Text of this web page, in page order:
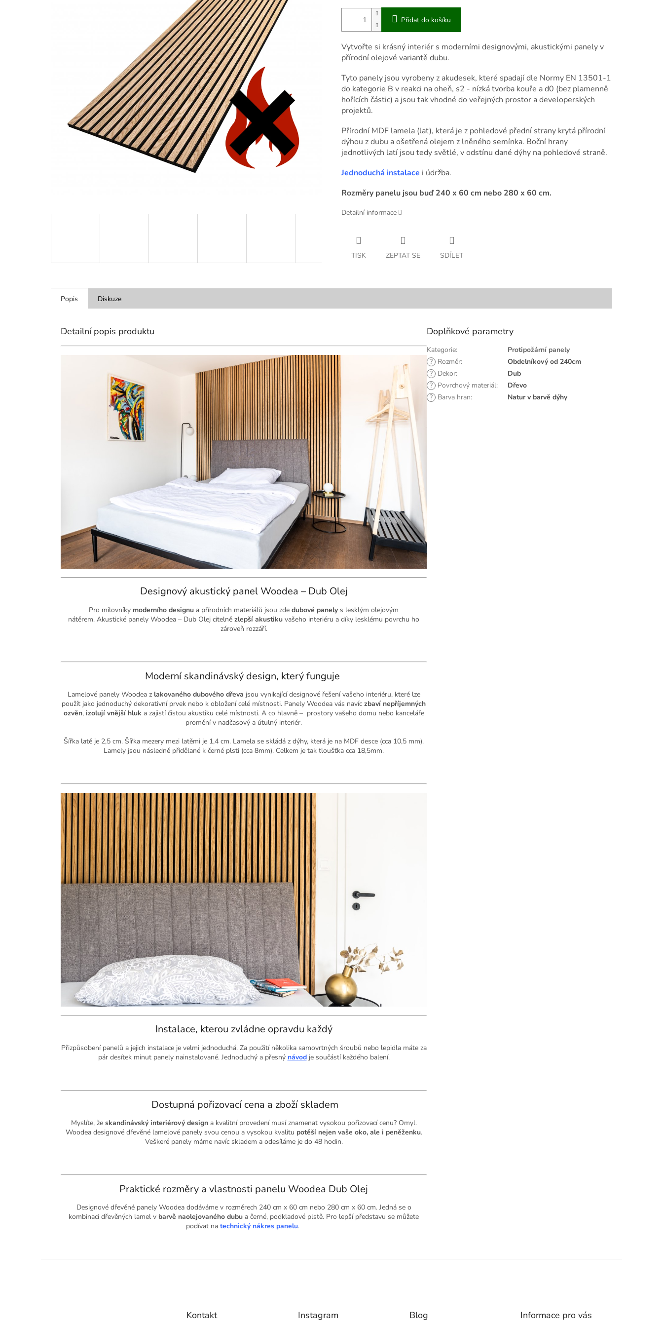
Přidat do košíku
Vytvořte si krásný interiér s moderními designovými, akustickými panely v
přírodní olejové variantě dubu.
Tyto panely jsou vyrobeny z akudesek, které spadají dle Normy EN 13501-1
do kategorie B v reakci na oheň, s2 - nízká tvorba kouře a d0 (bez plamenně
hořících částic) a jsou tak vhodné do veřejných prostor a developerských
projektů.
Přírodní MDF lamela (lať), která je z pohledové přední strany krytá přírodní
dýhou z dubu a ošetřená olejem z lněného semínka. Boční hrany
jednotlivých latí jsou tedy světlé, v odstínu dané dýhy na pohledové straně.
Jednoduchá instalace i údržba.
Rozměry panelu jsou buď 240 x 60 cm nebo 280 x 60 cm.
Detailní informace
TISK ZEPTAT SE SDÍLET
Popis Diskuze
Detailní popis produktu
Designový akustický panel Woodea – Dub Olej
Pro milovníky moderního designu a přírodních materiálů jsou zde dubové panely s lesklým olejovým
nátěrem. Akustické panely Woodea – Dub Olej citelně zlepší akustiku vašeho interiéru a díky lesklému povrchu ho
zároveň rozzáří.
Moderní skandinávský design, který funguje
Lamelové panely Woodea z lakovaného dubového dřeva jsou vynikající designové řešení vašeho interiéru, které lze
použít jako jednoduchý dekorativní prvek nebo k obložení celé místnosti. Panely Woodea vás navíc zbaví nepříjemných
ozvěn, izolují vnější hluk a zajistí čistou akustiku celé místnosti. A co hlavně – prostory vašeho domu nebo kanceláře
promění v nadčasový a útulný interiér.
Šířka latě je 2,5 cm. Šířka mezery mezi latěmi je 1,4 cm. Lamela se skládá z dýhy, která je na MDF desce (cca 10,5 mm).
Lamely jsou následně přidělané k černé plsti (cca 8mm). Celkem je tak tloušťka cca 18,5mm.
Instalace, kterou zvládne opravdu každý
Přizpůsobení panelů a jejich instalace je velmi jednoduchá. Za použití několika samovrtných šroubů nebo lepidla máte za
pár desítek minut panely nainstalované. Jednoduchý a přesný návodje součástí každého balení.
Dostupná pořizovací cena a zboží skladem
Myslíte, že skandinávský interiérový designa kvalitní provedení musí znamenat vysokou pořizovací cenu? Omyl.
Woodea designové dřevěné lamelové panely svou cenou a vysokou kvalitu potěší nejen vaše oko, ale i peněženku.
Veškeré panely máme navíc skladem a odesíláme je do 48 hodin.
Praktické rozměry a vlastnosti panelu Woodea Dub Olej
Designové dřevěné panely Woodea dodáváme v rozměrech 240 cm x 60 cm nebo 280 cm x 60 cm. Jedná se o
kombinaci dřevěných lamel v barvě naolejovaného dubu a černé, podkladové plstě. Pro lepší představu se můžete
podívat na technický nákres panelu.
Doplňkové parametry
Kategorie:
Protipožární panely
? Rozměr:
Obdelníkový od 240cm
? Dekor:
Dub
? Povrchový materiál:
Dřevo
? Barva hran: Natur v barvě dýhy
Kontakt Instagram Blog Informace pro vás